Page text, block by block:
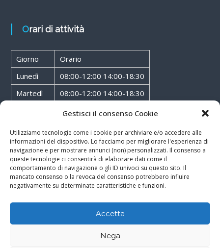
Gestisci il consenso Cookie
Utilizziamo tecnologie come i cookie per archiviare e/o accedere alle
informazioni del dispositivo. Lo facciamo per migliorare l'esperienza di
navigazione e per mostrare annunci (non) personalizzati. Il consenso a
queste tecnologie ci consentirà di elaborare dati come il
comportamento di navigazione o gli ID univoci su questo sito. Il
mancato consenso o la revoca del consenso potrebbero influire
negativamente su determinate caratteristiche e funzioni.
Accetta
Nega
Orari di attività
Giorno
Orario
Lunedì
08:00-12:00 14:00-18:30
Martedì
08:00-12:00 14:00-18:30
08:00-12:00 14:00-18:30
Giovedì
08:00-12:00 14:00-18:30
Venerdì
08:00-12:00 14:00-18:30
Sabato
08:00-12:00
Rossoxweb